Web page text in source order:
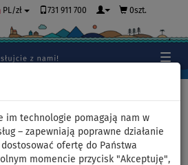
im technologie pomagają nam w
– zapewniają poprawne działanie
ofertę do Państwa
momencie przycisk "Akceptuję",
PL/zł 731 911 700 0szt.
LOZEN